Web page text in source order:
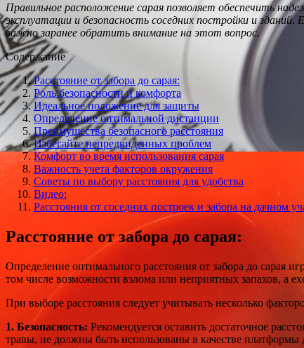
Правильное расположение сарая позволяет обеспечить
эксплуатации и безопасность соседних постройки и
важно заранее обратить внимание на этот вопрос.
Содержание
Расстояние от забора до сарая:
Роль безопасности и комфорта
Идеальное положение для защиты
Определение оптимальной дистанции
Преимущества безопасного расстояния
Избегайте непредвиденных проблем
Комфорт во время использования сарая
Важность учета факторов окружения
Советы по выбору расстояния для удобства
Видео:
Расстояния от соседних построек и забора на дачном
Расстояние от забора до сарая:
Определение оптимального расстояния от забора до сарая
том числе возможности взлома или неприятных запахов, а
При выборе расстояния следует учитывать несколько
1. Безопасность: Рекомендуется оставить достаточное
травы, не должны быть использованы в качестве платформы